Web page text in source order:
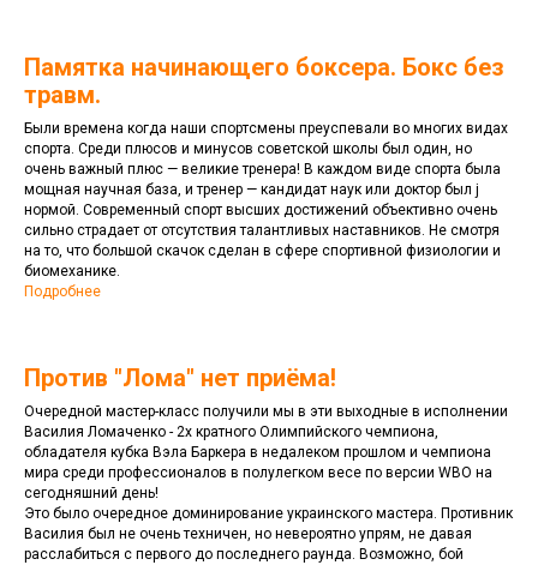
Памятка начинающего боксера. Бокс без
травм.
Были времена когда наши спортсмены преуспевали во многих видах
спорта. Среди плюсов и минусов советской школы был один, но
очень важный плюс — великие тренера! В каждом виде спорта была
мощная научная база, и тренер — кандидат наук или доктор был j
нормой. Современный спорт высших достижений объективно очень
сильно страдает от отсутствия талантливых наставников. Не смотря
на то, что большой скачок сделан в сфере спортивной физиологии и
биомеханике.
Подробнее
Против "Лома" нет приёма!
Очередной мастер-класс получили мы в эти выходные в исполнении
Василия Ломаченко - 2х кратного Олимпийского чемпиона,
обладателя кубка Вэла Баркера в недалеком прошлом и чемпиона
мира среди профессионалов в полулегком весе по версии WBO на
сегодняшний день!
Это было очередное доминирование украинского мастера. Противник
Василия был не очень техничен, но невероятно упрям, не давая
расслабиться с первого до последнего раунда. Возможно, бой